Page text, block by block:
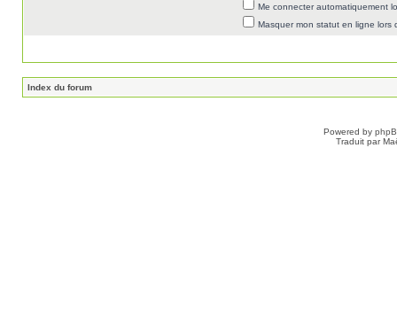
Me connecter automatiquement
Masquer mon statut en ligne lors
Index du forum
Powered by
Traduit par